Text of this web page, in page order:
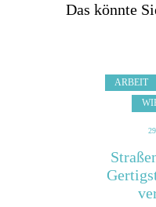
Das könnte
ARBEIT